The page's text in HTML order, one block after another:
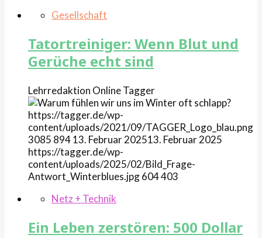
Gesellschaft
Tatortreiniger: Wenn Blut und
Gerüche echt sind
Lehrredaktion OnlineTagger
https://tagger.de/wp-
content/uploads/2021/09/TAGGER_Logo_blau.png
3085 89413. Februar 202513. Februar 2025
https://tagger.de/wp-
content/uploads/2025/02/Bild_Frage-
Antwort_Winterblues.jpg604403
Netz + Technik
Ein Leben zerstören: 500 Dollar